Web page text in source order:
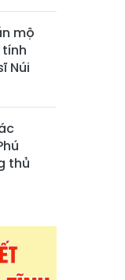
mộ
Núi
thủ